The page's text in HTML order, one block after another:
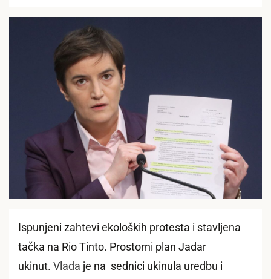
Ispunjeni zahtevi ekoloških protesta i stavljena
tačka na Rio Tinto. Prostorni plan Jadar
ukinut. Vlada je na sednici ukinula uredbu i